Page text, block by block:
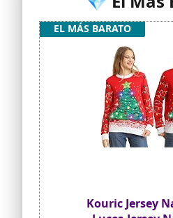
Kouric Jersey
EL MÁS BARATO